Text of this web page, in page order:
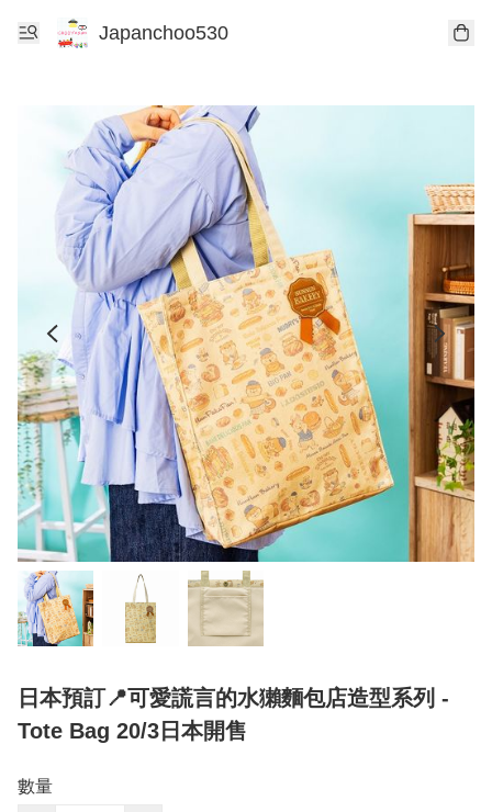
Japanchoo530
日本預訂📍可愛謊言的水獺麵包店造型系列 -
Tote Bag 20/3日本開售
數量